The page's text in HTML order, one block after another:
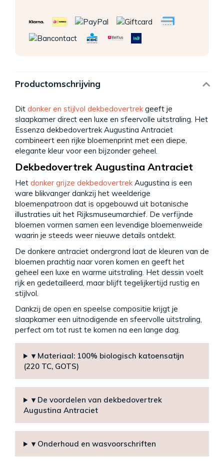
Productomschrijving
Dit donker en stijlvol dekbedovertrekgeeft je
slaapkamer direct een luxe en sfeervolle uitstraling. Het
Essenza dekbedovertrek Augustina Antraciet
combineert een rijke bloemenprint met een diepe,
elegante kleur voor een bijzonder geheel.
Dekbedovertrek Augustina Antraciet
Het donker grijze dekbedovertrekAugustina is een
ware blikvanger dankzij het weelderige
bloemenpatroon dat is opgebouwd uit botanische
illustraties uit het Rijksmuseumarchief. De verfijnde
bloemen vormen samen een levendige bloemenweide
waarin je steeds weer nieuwe details ontdekt.
De donkere antraciet ondergrond laat de kleuren van de
bloemen prachtig naar voren komen en geeft het
geheel een luxe en warme uitstraling. Het dessin voelt
rijk en gedetailleerd, maar blijft tegelijkertijd rustig en
stijlvol.
Dankzij de open en speelse compositie krijgt je
slaapkamer een uitnodigende en sfeervolle uitstraling,
perfect om tot rust te komen na een lange dag.
▾ Materiaal: 100% biologisch katoensatijn
(220 TC, GOTS)
▾ De voordelen van dekbedovertrek
Augustina Antraciet
▾ Onderhoud en wasvoorschriften